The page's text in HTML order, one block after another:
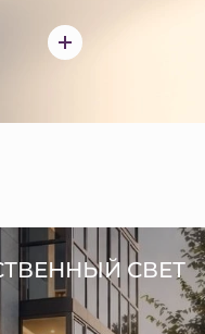
СВЕТ